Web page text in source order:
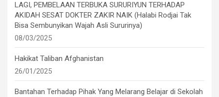
LAGI, PEMBELAAN TERBUKA SURURIYUN TERHADAP
AKIDAH SESAT DOKTER ZAKIR NAIK (Halabi Rodjai Tak
Bisa Sembunyikan Wajah Asli Sururinya)
08/03/2025
Hakikat Taliban Afghanistan
26/01/2025
Bantahan Terhadap Pihak Yang Melarang Belajar di Sekolah